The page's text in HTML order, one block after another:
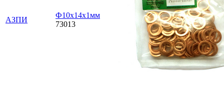
АЗПИ
Ф10х14х1мм
73013